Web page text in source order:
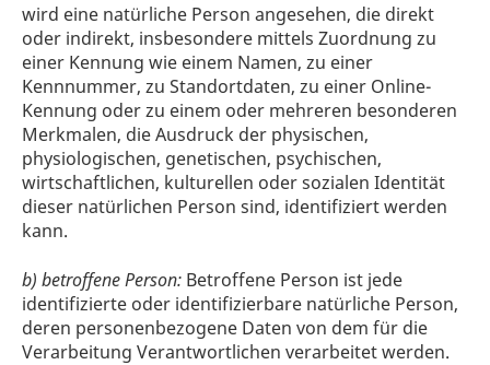
wird eine natürliche Person angesehen, die direkt
oder indirekt, insbesondere mittels Zuordnung zu
einer Kennung wie einem Namen, zu einer
Kennnummer, zu Standortdaten, zu einer Online-
Kennung oder zu einem oder mehreren besonderen
Merkmalen, die Ausdruck der physischen,
physiologischen, genetischen, psychischen,
wirtschaftlichen, kulturellen oder sozialen Identität
dieser natürlichen Person sind, identifiziert werden
kann.
b) betroffene Person: Betroffene Person ist jede
identifizierte oder identifizierbare natürliche Person,
deren personenbezogene Daten von dem für die
Verarbeitung Verantwortlichen verarbeitet werden.